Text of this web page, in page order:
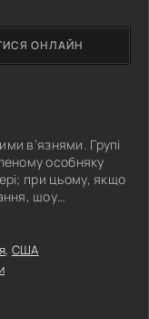
в’язнями. Групі
особняку
при цьому, якщо
шоу
у будинку,
дивного
що транслювали
, США
ОНЛАЙН